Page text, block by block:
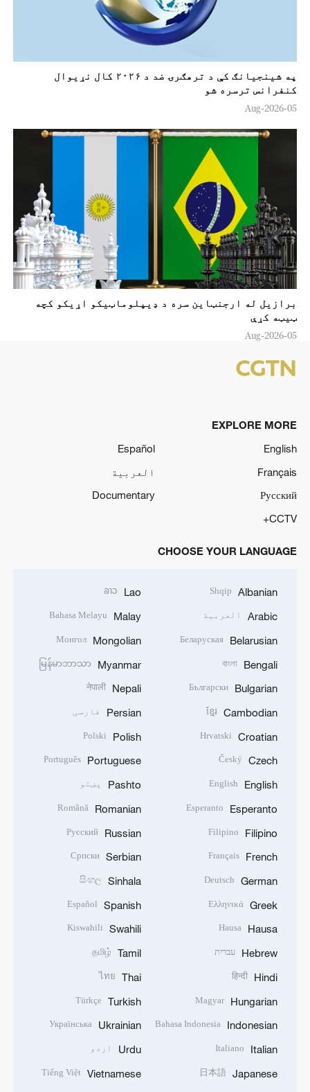
په شينجيانګ کې د ترهګرۍ ضد د ۲۰۲۶ کال نړیوال
کنفرانس ترسره شو
05-Aug-2026
برازیل له ارجنټاین سره د ډیپلوماټیکو اړیکو کچه
ټیټه کړې
05-Aug-2026
EXPLORE MORE
English
Español
Français
العربية
Русский
Documentary
CCTV+
CHOOSE YOUR LANGUAGE
Albanian
Shqip
Arabic العربية
Belarusian
Беларуская
Bengali
বাংলা
Bulgarian
Български
Cambodian
ខ្មែរ
Croatian
Hrvatski
Czech
Český
English
English
Esperanto
Esperanto
Filipino
Filipino
French
Français
German
Deutsch
Greek
Ελληνικά
Hausa
Hausa
Hebrew עברית
Hindi
हिन्दी
Hungarian
Magyar
Indonesian
Bahasa Indonesia
Italian
Italiano
Japanese
日本語
Lao
ລາວ
Malay
Bahasa Melayu
Mongolian
Монгол
Myanmar
မြန်မာဘာသာ
Nepali
नेपाली
Persian فارسی
Polish
Polski
Portuguese
Português
Pashto پښتو
Romanian
Română
Russian
Русский
Serbian
Српски
Sinhala
සිංහල
Spanish
Español
Swahili
Kiswahili
Tamil
தமிழ்
Thai
ไทย
Turkish
Türkçe
Ukrainian
Українська
Urdu اردو
Vietnamese
Tiếng Việt